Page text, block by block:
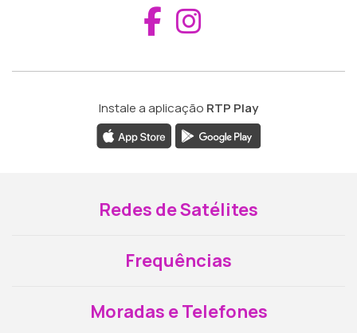
Aceder ao
Instale a aplicação RTP Play
Redes de Satélites
Frequências
Moradas e Telefones